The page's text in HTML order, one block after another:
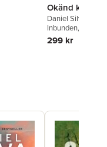
Okänd kvinna
Daniel Silva
Inbunden, 2026
299 kr